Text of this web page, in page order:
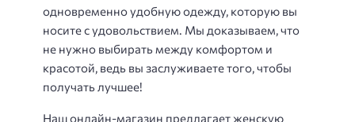
одновременно удобную одежду, которую вы
носите с удовольствием. Мы доказываем, что
не нужно выбирать между комфортом и
красотой, ведь вы заслуживаете того, чтобы
получать лучшее!
Наш онлайн-магазин предлагает женскую